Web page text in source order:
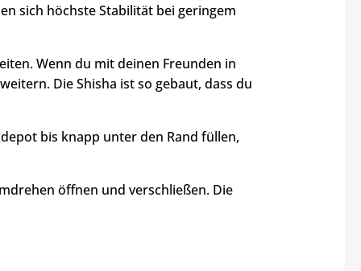
sich höchste Stabilität bei geringem
Wenn du mit deinen Freunden in
Die Shisha ist so gebaut, dass du
bis knapp unter den Rand füllen,
öffnen und verschließen. Die